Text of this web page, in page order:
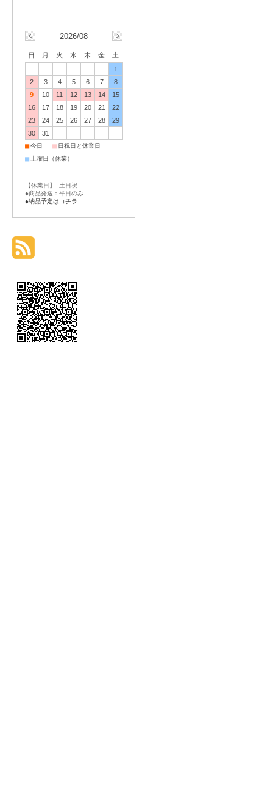
2026/08
日 月 火 水 木 金
土
1
2
3 4 5 6 7
8
9
10 11 12 13 14
15
16
17 18 19 20 21
22
23
24 25 26 27 28
29
30
31
■今日 ■ 日祝日と休業日
■ 土曜日（休業）
【休業日】 土日祝
◆商品発送：平日のみ
◆納品予定はコチラ